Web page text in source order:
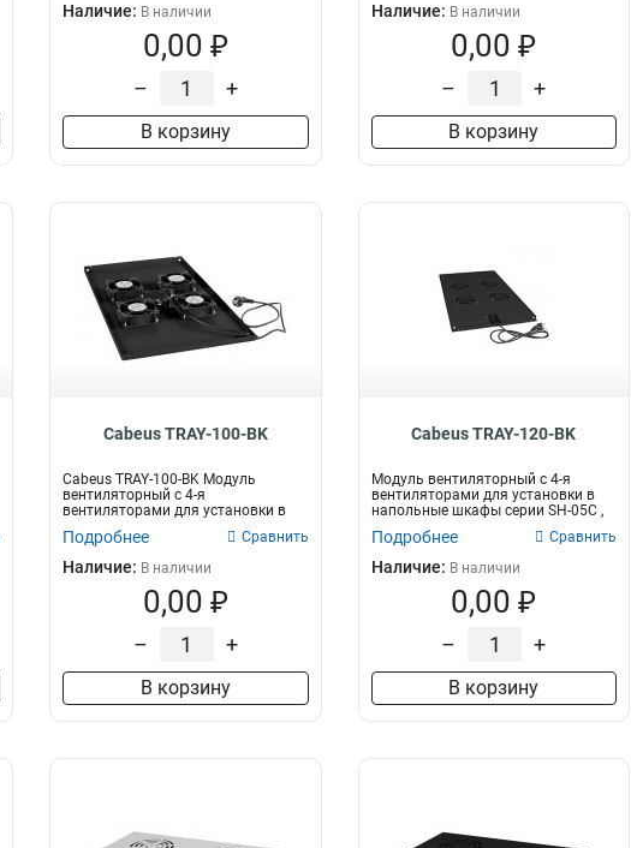
Наличие: В наличии
0,00 ₽
– +
В корзину
Наличие: В наличии
0,00 ₽
– +
В корзину
Cabeus TRAY-100-BK
Cabeus TRAY-100-BK Модуль
вентиляторный с 4-я
вентиляторами для установки в
напольные шкафы сер...
Подробнее Сравнить
Наличие: В наличии
0,00 ₽
– +
В корзину
Cabeus TRAY-120-BK
Модуль вентиляторный с 4-я
вентиляторами для установки в
напольные шкафы серии SH-05C ,
ND-05C...
Подробнее Сравнить
Наличие: В наличии
0,00 ₽
– +
В корзину